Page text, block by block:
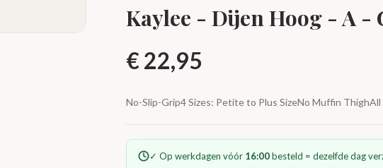
Kaylee - Dijen Hoog - A -
€22,95
No-Slip-Grip4 Sizes: Petite to Plus SizeNo Muffin
✓ Op werkdagen vóór 16:00besteld = dezelfde dag